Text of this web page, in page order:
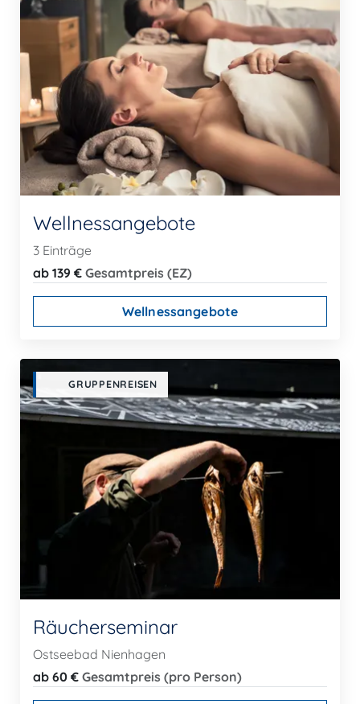
Wellnessangebote
3 Einträge
ab 139 € Gesamtpreis (EZ)
Wellnessangebote
GRUPPENREISEN
Räucherseminar
Ostseebad Nienhagen
ab 60 € Gesamtpreis (pro Person)